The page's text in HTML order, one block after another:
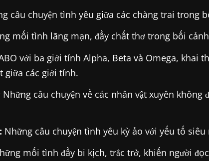
câu chuyện tình yêu giữa các chàng trai trong
mối tình lãng mạn, đầy chất thơ trong bối
với ba giới tính Alpha, Beta và Omega, khai
giữa các giới tính.
Những câu chuyện về các nhân vật xuyên
Những câu chuyện tình yêu kỳ ảo với yếu tố
mối tình đầy bi kịch, trắc trở, khiến người